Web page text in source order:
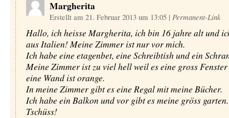
Margherita
Erstellt am 21. Februar 2013 um 13:05 | Permanent-Link
Hallo, ich heisse Margherita, ich bin 16 jahre alt und
aus Italien! Meine Zimmer ist nur vor mich.
Ich habe eine etagenbet, eine Schreibtish und ein
Meine Zimmer ist zu viel hell weil es eine gross
eine Wand ist orange.
In meine Zimmer gibt es eine Regal mit meine Bücher.
Ich habe ein Balkon und vor gibt es meine gröss garten.
Tschüss!